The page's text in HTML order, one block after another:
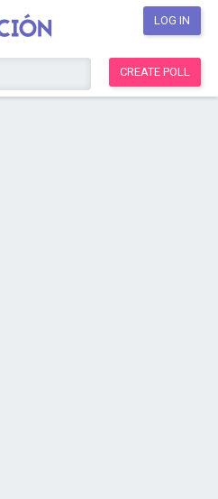
LOG IN
CREATE POLL